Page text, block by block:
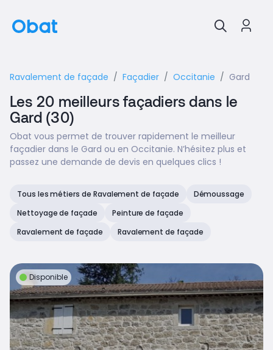
Ravalement de façade Façadier Occitanie Gard
Les 20 meilleurs façadiers dans le
Gard (30)
Obat vous permet de trouver rapidement le meilleur
façadier dans le Gard ou en Occitanie. N’hésitez plus et
passez une demande de devis en quelques clics !
Tous les métiers de Ravalement de façade
Démoussage
Nettoyage de façade
Peinture de façade
Ravalement de façade
Ravalement de façade
Disponible